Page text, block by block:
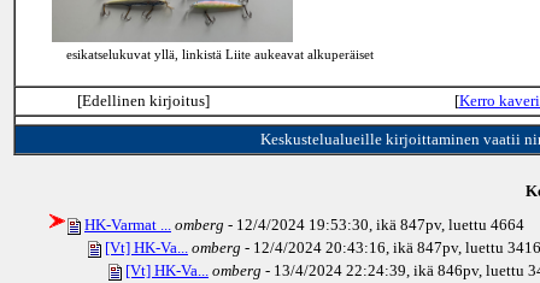
esikatselukuvat yllä, linkistä Liite aukeavat alkuperäiset
[Edellinen kirjoitus] [Kerro
Keskustelualueille kirjoittaminen vaatii
HK-Varmat ... omberg - 12/4/2024 19:53:30, ikä 847pv, luettu 4664
[Vt] HK-Va... omberg - 12/4/2024 20:43:16, ikä 847pv, luettu 3416
[Vt] HK-Va... omberg - 13/4/2024 22:24:39, ikä 846pv, luettu